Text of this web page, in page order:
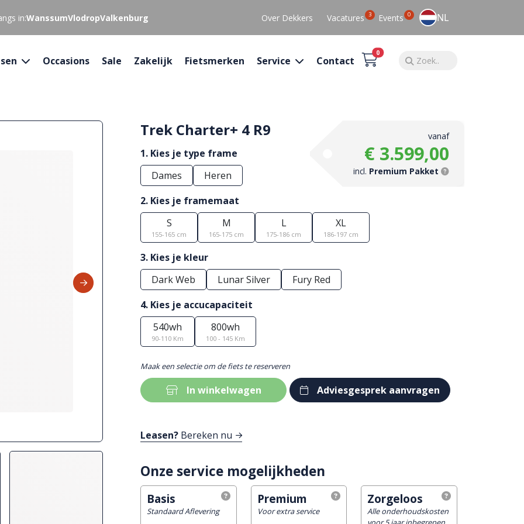
in:WanssumVlodropValkenburg Over Dekkers Vacatures 3 Events 0 NL
Occasions Sale Zakelijk Fietsmerken Service Contact
0
Trek Charter+ 4 R9 vanaf
€ 3.599,00
incl. Premium Pakket
1. Kies je type frame
Dames
Heren
2. Kies je framemaat
S
155-165 cm
M
165-175 cm
L
175-186 cm
XL
186-197 cm
3. Kies je kleur
Dark Web
Lunar Silver
Fury Red
4. Kies je accucapaciteit
540wh
90-110 Km
800wh
100 - 145 Km
Maak een selectie om de fiets te reserveren
In winkelwagen Adviesgesprek aanvragen
Leasen? Bereken nu
Onze service mogelijkheden
Basis
Standaard Aflevering
Premium
Voor extra service
Zorgeloos
Alle onderhoudskosten